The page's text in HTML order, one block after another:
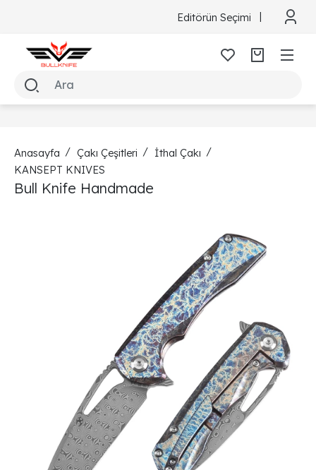
Editörün Seçimi
Anasayfa Çakı Çeşitleri
İthal Çakı
KANSEPT KNIVES
Bull Knife Handmade